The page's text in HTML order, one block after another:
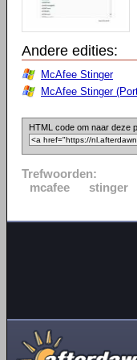
Andere edities:
McAfee Stinger
McAfee Stinger
HTML code om naar deze
Trefwoorden:
mcafee
stinger